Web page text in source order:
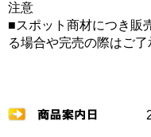
注意
■スポット商材につき販
る場合や完売の際はご